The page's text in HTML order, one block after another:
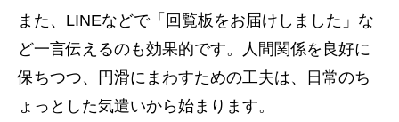
また、LINEなどで「回覧板をお届けしました」な
ど一言伝えるのも効果的です。人間関係を良好に
保ちつつ、円滑にまわすための工夫は、日常のち
ょっとした気遣いから始まります。